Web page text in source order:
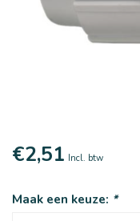
€2,51 Incl. btw
Maak een keuze: *